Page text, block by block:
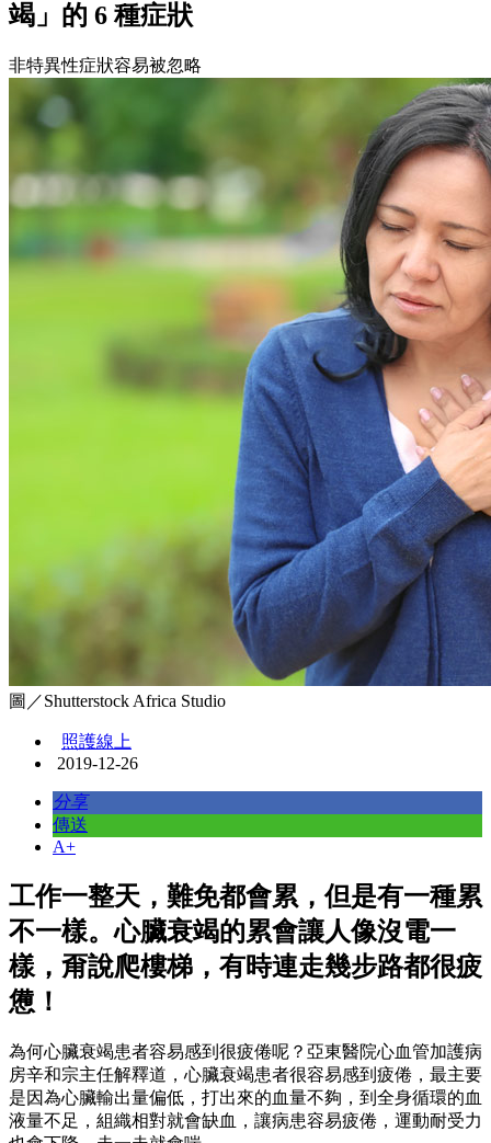
竭」的 6 種症狀
非特異性症狀容易被忽略
圖／Shutterstock Africa Studio
照護線上
2019-12-26
分享
傳送
A+
工作一整天，難免都會累，但是有一種累
不一樣。心臟衰竭的累會讓人像沒電一
樣，甭說爬樓梯，有時連走幾步路都很疲
憊！
為何心臟衰竭患者容易感到很疲倦呢？亞東醫院心血管加護病
房辛和宗主任解釋道，心臟衰竭患者很容易感到疲倦，最主要
是因為心臟輸出量偏低，打出來的血量不夠，到全身循環的血
液量不足，組織相對就會缺血，讓病患容易疲倦，運動耐受力